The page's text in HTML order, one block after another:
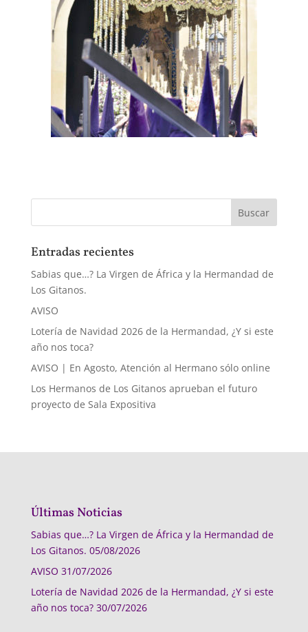
Entradas recientes
Sabias que…? La Virgen de África y la Hermandad de
Los Gitanos.
AVISO
Lotería de Navidad 2026 de la Hermandad, ¿Y si este
año nos toca?
AVISO | En Agosto, Atención al Hermano sólo online
Los Hermanos de Los Gitanos aprueban el futuro
proyecto de Sala Expositiva
Últimas Noticias
Sabias que…? La Virgen de África y la Hermandad de
Los Gitanos. 05/08/2026
AVISO 31/07/2026
Lotería de Navidad 2026 de la Hermandad, ¿Y si este
año nos toca? 30/07/2026